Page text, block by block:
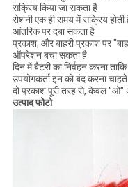
सक्रिय किया जा सकता है
रोशनी एक ही समय में सक्रिय
आंतरिक पर दबा सकता है
प्रकाश, और बाहरी प्रकाश पर
ऑपरेशन बचा सकता है
दिन में बैटरी का निर्वहन करना
उपयोगकर्ता इन को बंद करना
दो प्रकाश पूरी तरह से, केवल "ओ"
उत्पाद फोटो